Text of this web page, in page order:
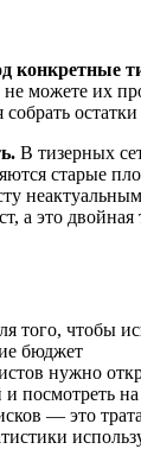
конкретные
не можете их
В тизерных
старые
а это
того, чтобы
бюджет
нужно
посмотреть
— это